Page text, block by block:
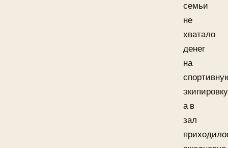
семьи
не
хватало
денег
на
а в
зал